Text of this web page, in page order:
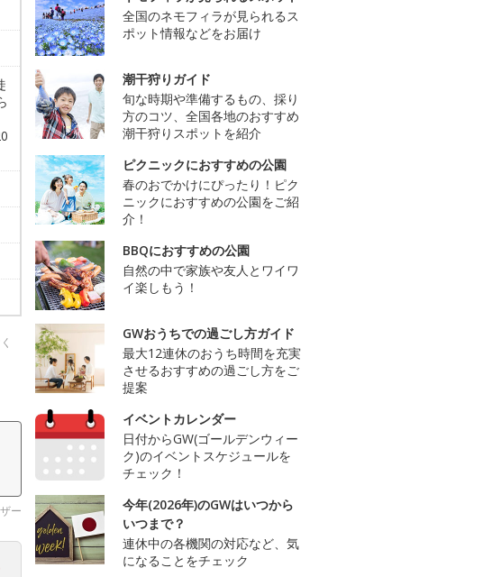
ー
全国のネモフィラが見られるス
ポット情報などをお届け
潮干狩りガイド
旬な時期や準備するもの、採り
方のコツ、全国各地のおすすめ
潮干狩りスポットを紹介
ピクニックにおすすめの公園
春のおでかけにぴったり！ピク
ニックにおすすめの公園をご紹
介！
BBQにおすすめの公園
自然の中で家族や友人とワイワ
イ楽しもう！
GWおうちでの過ごし方ガイド
最大12連休のおうち時間を充実
させるおすすめの過ごし方をご
提案
イベントカレンダー
日付からGW(ゴールデンウィー
ク)のイベントスケジュールを
チェック！
今年(2026年)のGWはいつから
いつまで？
連休中の各機関の対応など、気
になることをチェック